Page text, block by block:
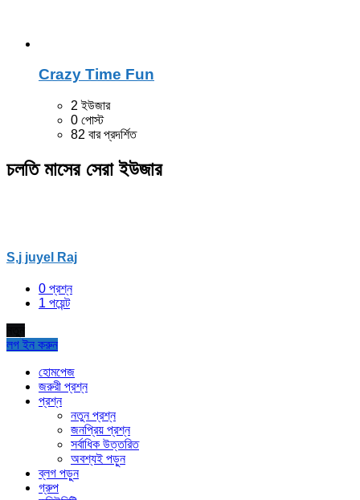
Crazy Time Fun
2 ইউজার
0 পোস্ট
82 বার প্রদর্শিত
চলতি মাসের সেরা ইউজার
S,j juyel Raj
0 প্রশ্ন
1 পয়েন্ট
লগ ইন করুন
Explore
হোমপেজ
জরুরী প্রশ্ন
প্রশ্ন
নতুন প্রশ্ন
জনপ্রিয় প্রশ্ন
সর্বাধিক উত্তরিত
অবশ্যই পড়ুন
ব্লগ পড়ুন
গ্রুপ